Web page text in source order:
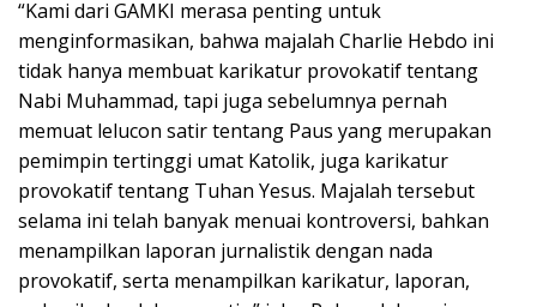
“Kami dari GAMKI merasa penting untuk
menginformasikan, bahwa majalah Charlie Hebdo ini
tidak hanya membuat karikatur provokatif tentang
Nabi Muhammad, tapi juga sebelumnya pernah
memuat lelucon satir tentang Paus yang merupakan
pemimpin tertinggi umat Katolik, juga karikatur
provokatif tentang Tuhan Yesus. Majalah tersebut
selama ini telah banyak menuai kontroversi, bahkan
menampilkan laporan jurnalistik dengan nada
provokatif, serta menampilkan karikatur, laporan,